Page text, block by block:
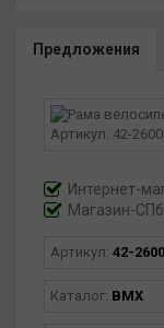
Рома выявил все
Предложения
Интернет-
Магазин-
Артикул: 42-
Каталог: BMX